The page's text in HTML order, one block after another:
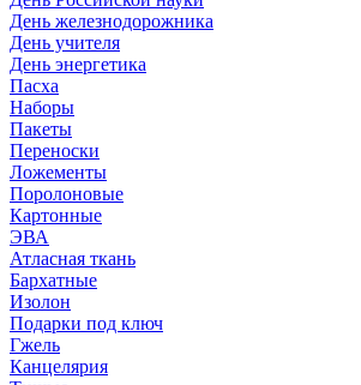
День железнодорожника
День учителя
День энергетика
Пасха
Наборы
Пакеты
Переноски
Ложементы
Поролоновые
Картонные
ЭВА
Атласная ткань
Бархатные
Изолон
Подарки под ключ
Гжель
Канцелярия